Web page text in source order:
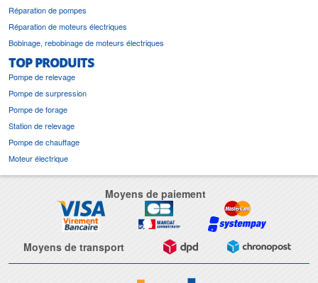
Réparation de pompes
Réparation de moteurs électriques
Bobinage, rebobinage de moteurs électriques
TOP PRODUITS
Pompe de relevage
Pompe de surpression
Pompe de forage
Station de relevage
Pompe de chauffage
Moteur électrique
Moyens de paiement
Moyens de transport